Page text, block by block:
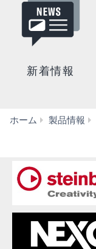
新着情報
ホーム 製品情報